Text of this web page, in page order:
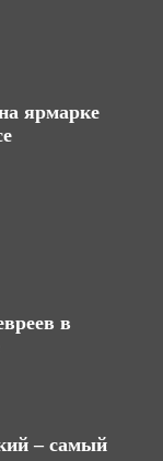
ярмарке
в
– самый